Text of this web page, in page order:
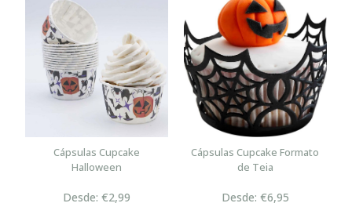
Cápsulas Cupcake
Halloween
Desde: €2,99
Cápsulas Cupcake Formato
de Teia
Desde: €6,95